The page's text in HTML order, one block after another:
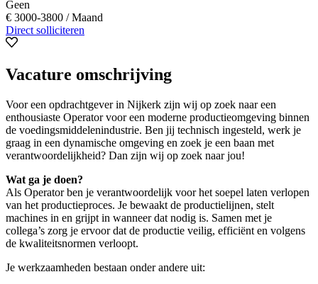
Geen
€ 3000-3800 / Maand
Direct solliciteren
Vacature omschrijving
Voor een opdrachtgever in Nijkerk zijn wij op zoek naar een
enthousiaste Operator voor een moderne productieomgeving binnen
de voedingsmiddelenindustrie. Ben jij technisch ingesteld, werk je
graag in een dynamische omgeving en zoek je een baan met
verantwoordelijkheid? Dan zijn wij op zoek naar jou!
Wat ga je doen?
Als Operator ben je verantwoordelijk voor het soepel laten verlopen
van het productieproces. Je bewaakt de productielijnen, stelt
machines in en grijpt in wanneer dat nodig is. Samen met je
collega’s zorg je ervoor dat de productie veilig, efficiënt en volgens
de kwaliteitsnormen verloopt.
Je werkzaamheden bestaan onder andere uit: